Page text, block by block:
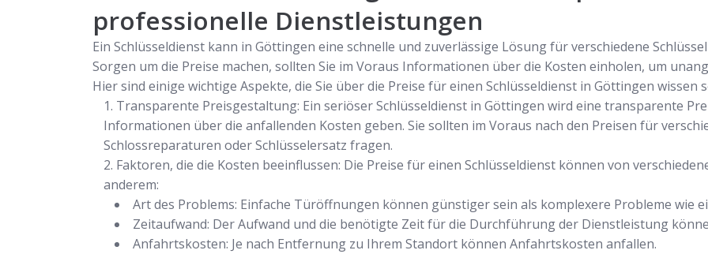
professionelle Dienstleistungen
Ein Schlüsseldienst kann in Göttingen eine schnelle und zuverlässige Lösung für verschiedene
Sorgen um die Preise machen, sollten Sie im Voraus Informationen über die Kosten einholen, um
Hier sind einige wichtige Aspekte, die Sie über die Preise für einen Schlüsseldienst in Göttingen wissen
Transparente Preisgestaltung: Ein seriöser Schlüsseldienst in Göttingen wird eine transparente
Informationen über die anfallenden Kosten geben. Sie sollten im Voraus nach den Preisen für
Schlossreparaturen oder Schlüsselersatz fragen.
Faktoren, die die Kosten beeinflussen: Die Preise für einen Schlüsseldienst können von
anderem:
Art des Problems: Einfache Türöffnungen können günstiger sein als komplexere Probleme wie
Zeitaufwand: Der Aufwand und die benötigte Zeit für die Durchführung der Dienstleistung
Anfahrtskosten: Je nach Entfernung zu Ihrem Standort können Anfahrtskosten anfallen.